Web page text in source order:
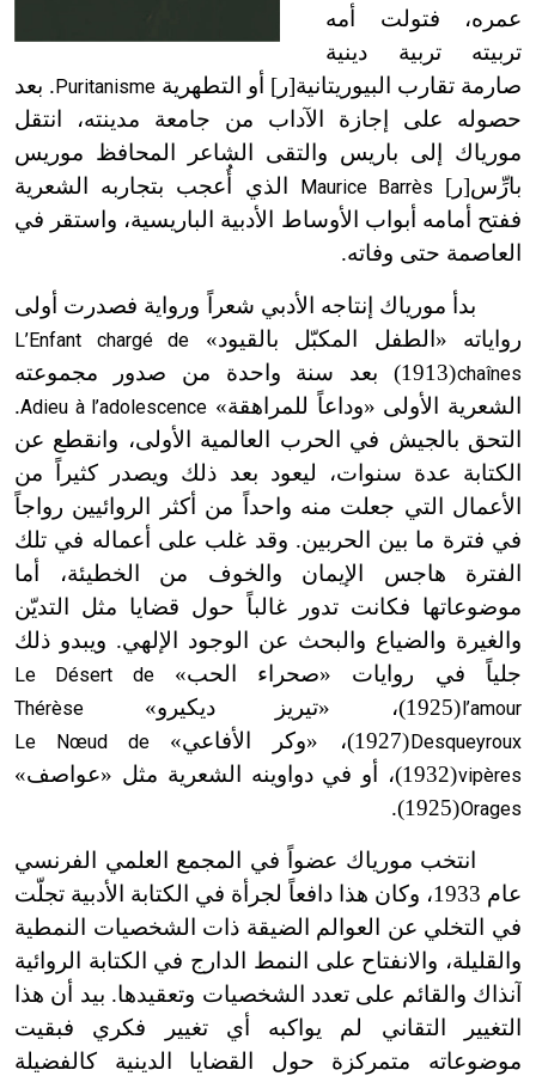
عمره، فتولت أمه
تربيته تربية دينية
صارمة تقارب البيوريتانية[ر] أو التطهرية Puritanisme . بعد
حصوله على إجازة الآداب من جامعة مدينته، انتقل
مورياك إلى باريس والتقى الشاعر المحافظ موريس
بارِّس[ر] Maurice Barrès
الذي أُعجب بتجاربه الشعرية
ففتح أمامه أبواب الأوساط الأدبية الباريسية، واستقر في
العاصمة حتى وفاته.
بدأ مورياك إنتاجه الأدبي شعراً ورواية فصدرت أولى
رواياته «الطفل المكبّل بالقيود» L’Enfant chargé de
chaînes
(1913) بعد سنة واحدة من صدور مجموعته
الشعرية الأولى «وداعاً للمراهقة» Adieu à l’adolescence
.
التحق بالجيش في الحرب العالمية الأولى، وانقطع عن
الكتابة عدة سنوات، ليعود بعد ذلك ويصدر كثيراً من
الأعمال التي جعلت منه واحداً من أكثر الروائيين رواجاً
في فترة ما بين الحربين. وقد غلب على أعماله في تلك
الفترة هاجس الإيمان والخوف من الخطيئة، أما
موضوعاتها فكانت تدور غالباً حول قضايا مثل التديّن
والغيرة والضياع والبحث عن الوجود الإلهي. ويبدو ذلك
جلياً في روايات «صحراء الحب»Le Désert de
l’amour (1925)، «تيريز ديكيرو»
Thérèse
Desqueyroux (1927)، «وكر الأفاعي»
Le Nœud de
vipères(1932)، أو في دواوينه الشعرية مثل «عواصف»
Orages
(1925).
انتخب مورياك عضواً في المجمع العلمي الفرنسي
عام 1933، وكان هذا دافعاً لجرأة في الكتابة الأدبية تجلّت
في التخلي عن العوالم الضيقة ذات الشخصيات النمطية
والقليلة، والانفتاح على النمط الدارج في الكتابة الروائية
آنذاك والقائم على تعدد الشخصيات وتعقيدها. بيد أن هذا
التغيير التقاني لم يواكبه أي تغيير فكري فبقيت
موضوعاته متمركزة حول القضايا الدينية كالفضيلة